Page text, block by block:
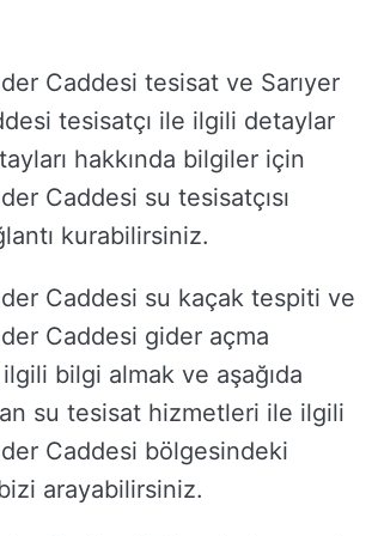
Caddesi tesisat ve Sarıyer
tesisatçı ile ilgili detaylar
hakkında bilgiler için
Caddesi su tesisatçısı
kurabilirsiniz.
Caddesi su kaçak tespiti ve
Caddesi gider açma
bilgi almak ve aşağıda
su tesisat hizmetleri ile ilgili
Caddesi bölgesindeki
arayabilirsiniz.